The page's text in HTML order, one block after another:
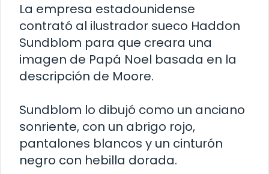
La empresa estadounidense
contrató al ilustrador sueco Haddon
Sundblom para que creara una
imagen de Papá Noel basada en la
descripción de Moore.
Sundblom lo dibujó como un anciano
sonriente, con un abrigo rojo,
pantalones blancos y un cinturón
negro con hebilla dorada.